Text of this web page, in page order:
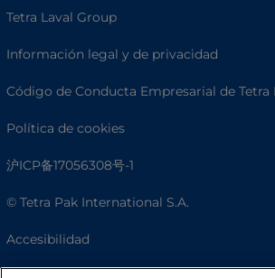
Tetra Laval Group
Información legal y de privacidad
Código de Conducta Empresarial de Tetra
Política de cookies
沪ICP备17056308号-1
© Tetra Pak International S.A.
Accesibilidad